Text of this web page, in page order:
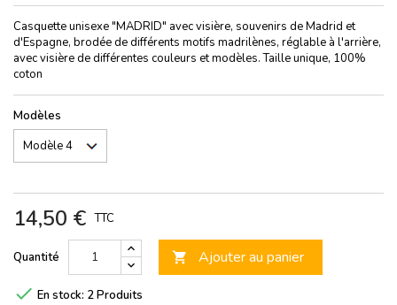
Casquette unisexe "MADRID" avec visière, souvenirs de Madrid et
d'Espagne, brodée de différents motifs madrilènes, réglable à l'arrière,
avec visière de différentes couleurs et modèles. Taille unique, 100%
coton
Modèles
14,50 € TTC
Quantité  Ajouter au panier
 En stock: 2 Produits